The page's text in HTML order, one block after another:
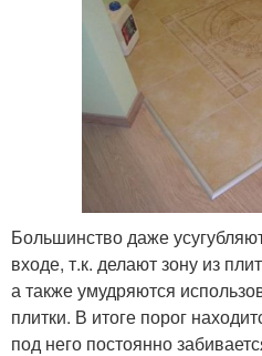
Большинство даже
входе, т.к. делают зону из
а также умудряются
плитки. В итоге порог
под него постоянно